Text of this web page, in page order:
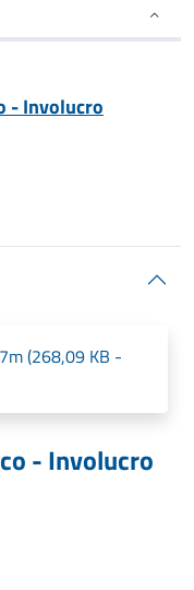
- Involucro
(268,09 KB -
- Involucro